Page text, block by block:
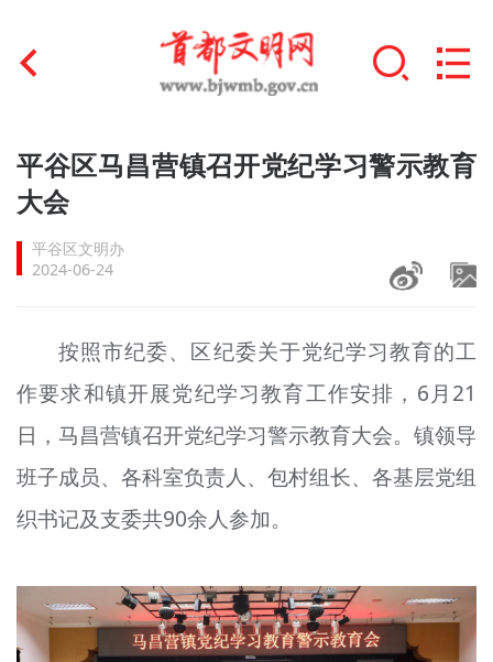
首页
文明创建
文明实践
未成年人思想道德建设
榜样人物
+
身边好人
文明评论
宣传思想文化人才
平谷区马昌营镇召开党纪学习警示教育
大会
平谷区文明办
2024-06-24
按照市纪委、区纪委关于党纪学习教育的工
作要求和镇开展党纪学习教育工作安排，6月21
日，马昌营镇召开党纪学习警示教育大会。镇领导
班子成员、各科室负责人、包村组长、各基层党组
织书记及支委共90余人参加。